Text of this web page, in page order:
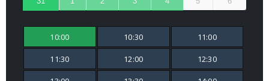
10:00 10:30 11:00
11:30 12:00 12:30